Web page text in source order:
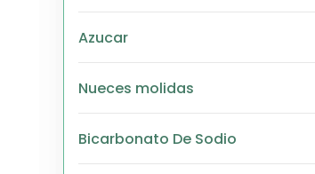
Azucar
Nueces molidas
Bicarbonato De Sodio